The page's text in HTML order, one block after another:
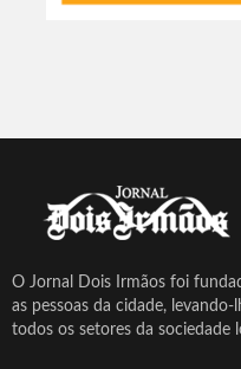
O Jornal Dois Irmãos foi
as pessoas da cidade,
todos os setores da sociedade